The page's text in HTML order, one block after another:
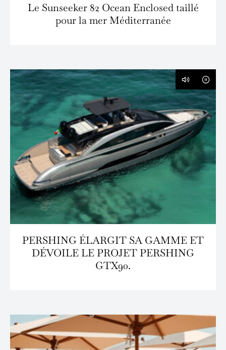
Le Sunseeker 82 Ocean Enclosed taillé
pour la mer Méditerranée
PERSHING ÉLARGIT SA GAMME ET
DÉVOILE LE PROJET PERSHING
GTX90.